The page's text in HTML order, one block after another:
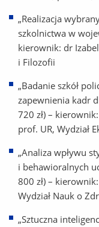
„Realizacja
szkolnictwa w
kierownik: dr
i Filozofii
„Badanie szkół
zapewnienia kadr
720 zł) –
prof. UR, Wydział
„Analiza wpływu
i behawioralnych
800 zł) –
Wydział Nauk o
„Sztuczna